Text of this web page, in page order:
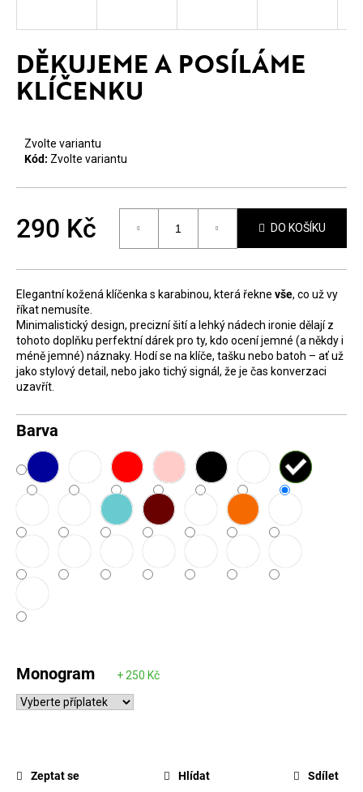
DĚKUJEME A POSÍLÁME
KLÍČENKU
Barva
Monogram
Zvolte variantu
Kód: Zvolte variantu
290 Kč DO KOŠÍKU
Elegantní kožená klíčenka s karabinou, která řekne vše, co už vy
říkat nemusíte.
Minimalistický design, precizní šití a lehký nádech ironie dělají z
tohoto doplňku perfektní dárek pro ty, kdo ocení jemné (a někdy i
méně jemné) náznaky. Hodí se na klíče, tašku nebo batoh – ať už
jako stylový detail, nebo jako tichý signál, že je čas konverzaci
uzavřít.
Zeptat se Hlídat Sdílet
E
T
E
N
A
J
Í
T
?
HLEDAT
D
o
p
r
u
č
u
j
e
m
e